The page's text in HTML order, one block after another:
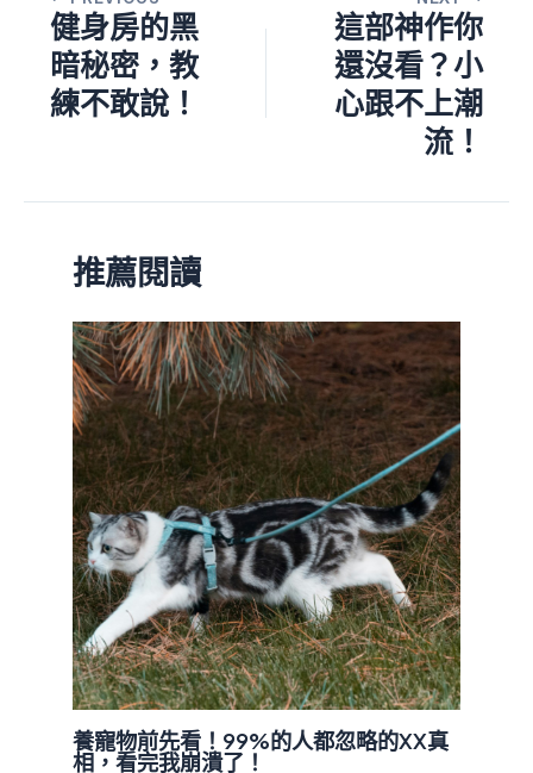
健身房的黑
暗秘密，教
練不敢說！
這部神作你
還沒看？小
心跟不上潮
流！
推薦閱讀
養寵物前先看！99%的人都忽略的XX真
相，看完我崩潰了！